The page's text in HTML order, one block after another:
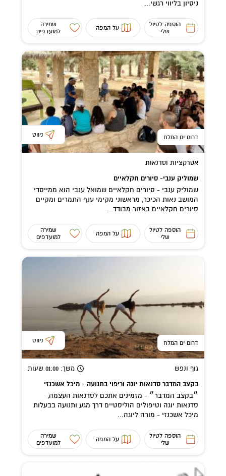
ניסיון בליווי רגשי...
הוספה לטיול
שלי
על המפה
שמירה
למועדפים
דרום ים המלח ניווט
אטרקציות וסדנאות
שמוליק ענבי- סיורים חקלאיים
שמוליק ענבי - סיורים חקלאיים שמואל ענבי הוא ממייסדי
המושב נאות הכיכר, מראשוני מקימי ענף התמרים ומקיים
סיורים חקלאיים באזור מבודד...
הוספה לטיול
שלי
על המפה
שמירה
למועדפים
דרום ים המלח ניווט
גוף ונפש משך: 01:00 שעות
בקצב המדבר סדנאות יוגה וריפוי בתנועה - מיכל אשכנזי
״בקצב המדבר״ - מזמינים אתכם לסדנאות העצמה,
סדנאות יוגה וטיפולים הוליסטיים דרך מגע ותנועה בבעלות
מיכל אשכנזי - מורה ליוגה...
הוספה לטיול
שלי
על המפה
שמירה
למועדפים